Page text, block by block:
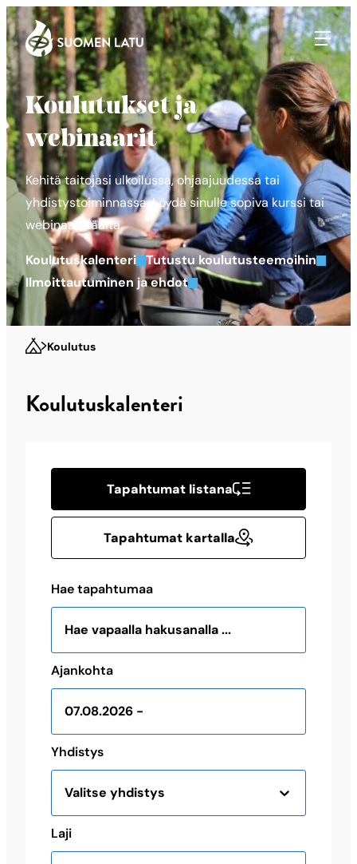
Siirry
suoraan
sisältöön
Suomen Latu
Koulutukset ja
webinaarit
Kehitä taitojasi ulkoilussa, ohjaajuudessa tai
yhdistystoiminnassa. Löydä sinulle sopiva kurssi tai
webinaari täältä.
Koulutuskalenteri Tutustu koulutusteemoihin
Ilmoittautuminen ja ehdot
Koulutus
Koulutuskalenteri
Tapahtumat listana
Tapahtumat kartalla
Hae tapahtumaa
Ajankohta
Yhdistys
Valitse yhdistys
Laji